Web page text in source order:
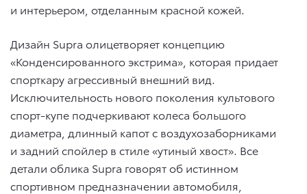
и интерьером, отделанным красной кожей.
Дизайн Supra олицетворяет концепцию
«Конденсированного экстрима», которая придает
спорткару агрессивный внешний вид.
Исключительность нового поколения культового
спорт-купе подчеркивают колеса большого
диаметра, длинный капот с воздухозаборниками
и задний спойлер в стиле «утиный хвост». Все
детали облика Supra говорят об истинном
спортивном предназначении автомобиля,